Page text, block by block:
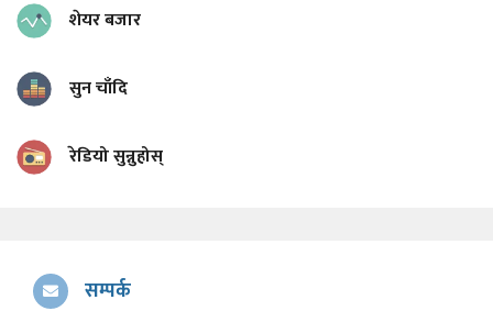
शेयर बजार
सुन चाँदि
रेडियो सुन्नुहोस्
सम्पर्क